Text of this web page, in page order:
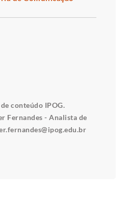
conteúdo IPOG.
Fernandes - Analista de